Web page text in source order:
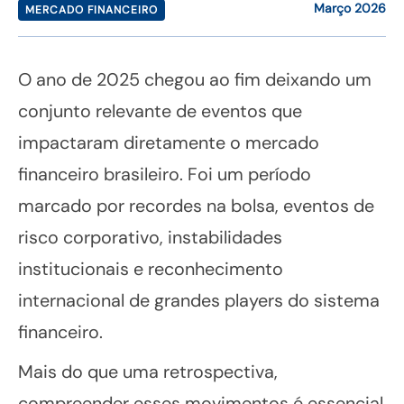
MERCADO FINANCEIRO Março 2026
O ano de 2025 chegou ao fim deixando um
conjunto relevante de eventos que
impactaram diretamente o mercado
financeiro brasileiro. Foi um período
marcado por recordes na bolsa, eventos de
risco corporativo, instabilidades
institucionais e reconhecimento
internacional de grandes players do sistema
financeiro.
Mais do que uma retrospectiva,